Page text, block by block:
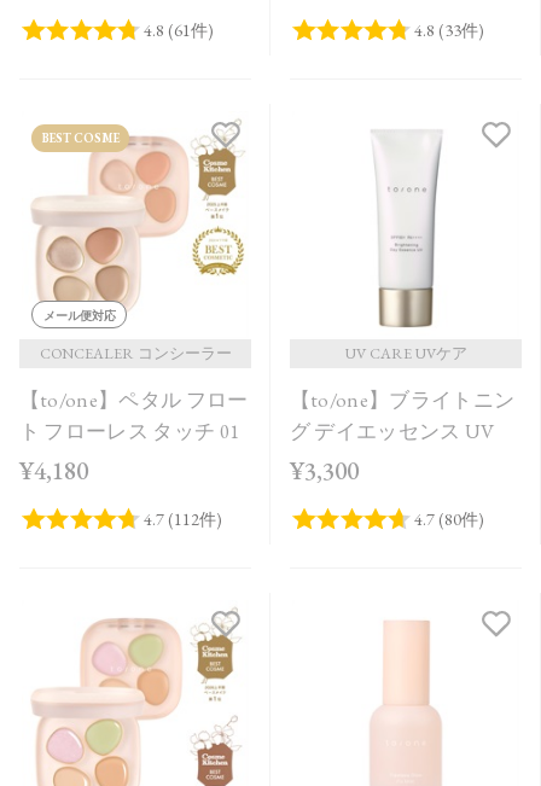
BEST COSME
メール便対応
CONCEALER コンシーラー
【to/one】ペタル フロー
ト フローレス タッチ 01
¥4,180
UV CARE UVケア
【to/one】ブライトニン
グ デイエッセンス UV
¥3,300